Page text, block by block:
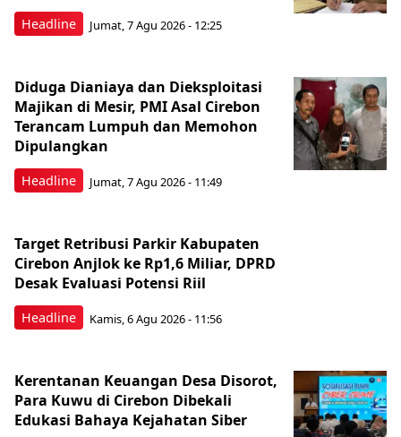
Headline Jumat, 7 Agu 2026 - 12:25
Headline
Diduga Dianiaya dan Dieksploitasi
Majikan di Mesir, PMI Asal Cirebon
Terancam Lumpuh dan Memohon
Dipulangkan
Jumat, 7 Agu 2026 - 11:49
Headline
Target Retribusi Parkir Kabupaten
Cirebon Anjlok ke Rp1,6 Miliar, DPRD
Desak Evaluasi Potensi Riil
Kamis, 6 Agu 2026 - 11:56
Kerentanan Keuangan Desa Disorot,
Para Kuwu di Cirebon Dibekali
Edukasi Bahaya Kejahatan Siber